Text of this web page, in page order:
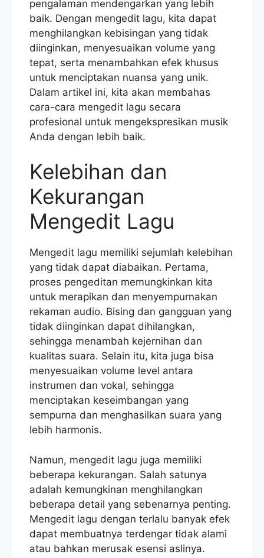
pengalaman mendengarkan yang lebih
baik. Dengan mengedit lagu, kita dapat
menghilangkan kebisingan yang tidak
diinginkan, menyesuaikan volume yang
tepat, serta menambahkan efek khusus
untuk menciptakan nuansa yang unik.
Dalam artikel ini, kita akan membahas
cara-cara mengedit lagu secara
profesional untuk mengekspresikan musik
Anda dengan lebih baik.
Kelebihan dan
Kekurangan
Mengedit Lagu
Mengedit lagu memiliki sejumlah kelebihan
yang tidak dapat diabaikan. Pertama,
proses pengeditan memungkinkan kita
untuk merapikan dan menyempurnakan
rekaman audio. Bising dan gangguan yang
tidak diinginkan dapat dihilangkan,
sehingga menambah kejernihan dan
kualitas suara. Selain itu, kita juga bisa
menyesuaikan volume level antara
instrumen dan vokal, sehingga
menciptakan keseimbangan yang
sempurna dan menghasilkan suara yang
lebih harmonis.
Namun, mengedit lagu juga memiliki
beberapa kekurangan. Salah satunya
adalah kemungkinan menghilangkan
beberapa detail yang sebenarnya penting.
Mengedit lagu dengan terlalu banyak efek
dapat membuatnya terdengar tidak alami
atau bahkan merusak esensi aslinya.